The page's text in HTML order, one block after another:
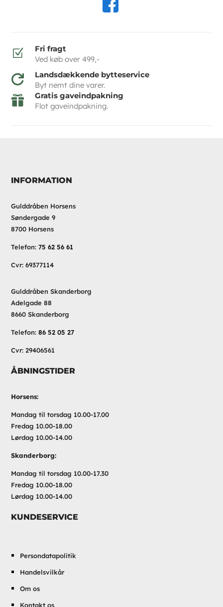
Z
Fri fragt
Ved køb over 499,-

Landsdækkende bytteservice
Byt nemt dine varer.

Gratis gaveindpakning
Flot gaveindpakning.
INFORMATION
Gulddråben Horsens
Søndergade 9
8700 Horsens
Telefon:75 62 56 61
Cvr: 69377114
Gulddråben Skanderborg
Adelgade 88
8660 Skanderborg
Telefon:86 52 05 27
Cvr: 29406561
ÅBNINGSTIDER
Horsens:
Mandag til torsdag 10.00-17.00
Fredag 10.00-18.00
Lørdag 10.00-14.00
Skanderborg:
Mandag til torsdag 10.00-17.30
Fredag 10.00-18.00
Lørdag 10.00-14.00
KUNDESERVICE
Persondatapolitik
Handelsvilkår
Om os
Kontakt os